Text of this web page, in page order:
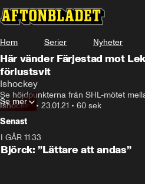
Hem Serier Nyheter
Här vänder Färjestad mot
förlustsvit
Ishockey
Se höjdpunkterna från SHL-mötet
Ishockey• 23.01.21 • 60 sek
Se mer
Senast
I GÅR 11:33
Björck: ”Lättare att andas”